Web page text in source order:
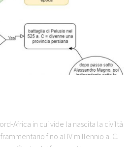
Africa in cui vide la nascita la civiltà
fino al IV millennio a. C.